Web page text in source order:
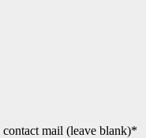
mail (leave blank)*